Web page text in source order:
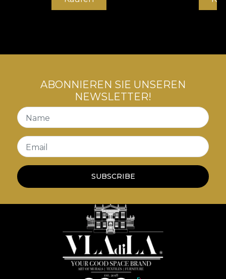
fascinante si al experientelor artistice. Aici, fiecare
catre tine. Fiecare creatie este realizata dintr-un
ABONNIEREN SIE UNSEREN
NEWSLETTER!
Name
Email
SUBSCRIBE